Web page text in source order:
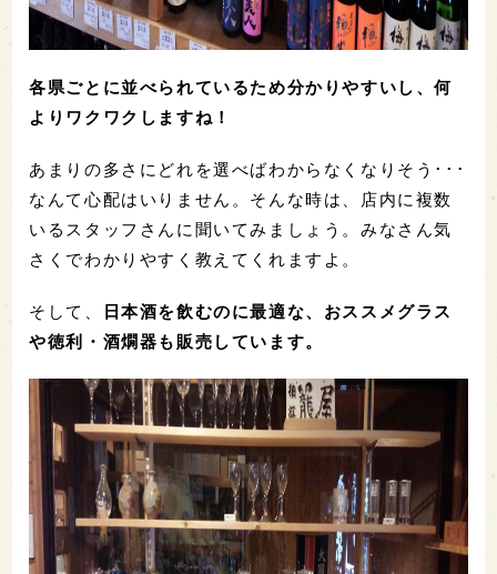
各県ごとに並べられているため分かりやすいし、何
よりワクワクしますね！
あまりの多さにどれを選べばわからなくなりそう･･･
なんて心配はいりません。そんな時は、店内に複数
いるスタッフさんに聞いてみましょう。みなさん気
さくでわかりやすく教えてくれますよ。
そして、
日本酒を飲むのに最適な、おススメグラス
や徳利・酒燗器も販売しています。